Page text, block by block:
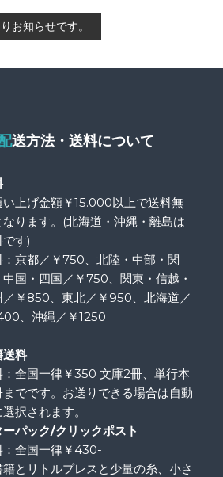
お知らせです。
配送方法・送料について
い上げ金額￥15.000以上で送料無
なります。(北海道・沖縄・離島は
す)
：京都／￥750、北陸・中部・関
中国・四国／￥750、関東・信越・
／￥850、東北／￥950、北海道／
、沖縄／￥1250
送料
：全国一律￥350 文庫2冊、単行本
までです。お送りできる場合は自動
択されます。
ーパック/クリックポスト
：全国一律￥430-
とリトルプレスと少量の糸、小さ